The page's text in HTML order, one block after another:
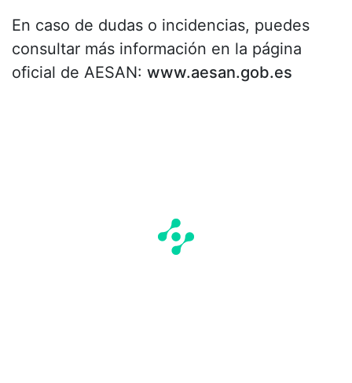
En caso de dudas o incidencias, puedes
consultar más información en la página
oficial de AESAN: www.aesan.gob.es